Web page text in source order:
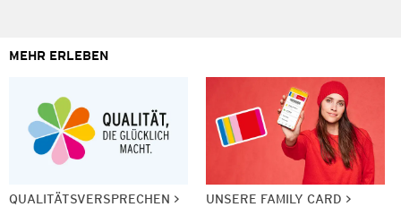
MEHR ERLEBEN
QUALITÄTSVERSPRECHEN UNSERE FAMILY CARD